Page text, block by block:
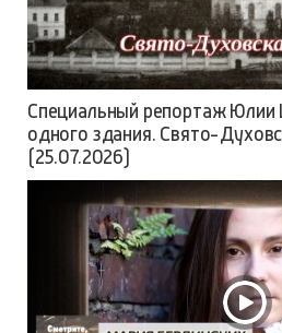
Специальный репортаж Юлии
одного здания. Свято-
(25.07.2026)